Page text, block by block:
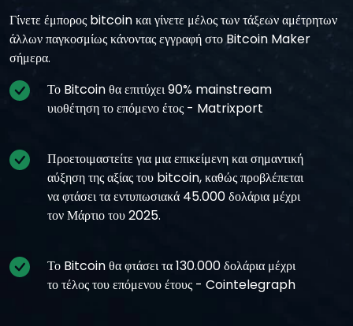
Γίνετε έμπορος bitcoin και γίνετε μέλος των τάξεων αμέτρητων
άλλων παγκοσμίως κάνοντας εγγραφή στο Bitcoin Maker
σήμερα.
Το Bitcoin θα επιτύχει 90% mainstream
υιοθέτηση το επόμενο έτος - Matrixport
Προετοιμαστείτε για μια επικείμενη και σημαντική
αύξηση της αξίας του bitcoin, καθώς προβλέπεται
να φτάσει τα εντυπωσιακά 45.000 δολάρια μέχρι
τον Μάρτιο του 2025.
Το Bitcoin θα φτάσει τα 130.000 δολάρια μέχρι
το τέλος του επόμενου έτους - Cointelegraph